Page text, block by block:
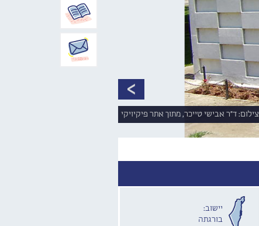
צילום: ד"ר אבישי טייכר, מתוך אתר פיקיויקי
יישוב:
בורגתה